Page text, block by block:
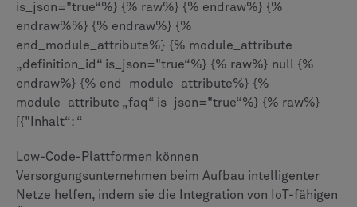
is_json="true“%} {% raw%} {% endraw%} {%
endraw%%} {% endraw%} {%
end_module_attribute%} {% module_attribute
„definition_id“ is_json="true“%} {% raw%} null {%
endraw%} {% end_module_attribute%} {%
module_attribute „faq“ is_json="true“%} {% raw%}
[{"Inhalt“: “
Low-Code-Plattformen können
Versorgungsunternehmen beim Aufbau intelligenter
Netze helfen, indem sie die Integration von IoT-fähigen